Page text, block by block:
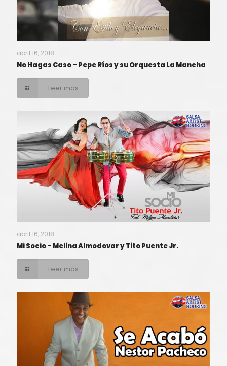
abril 16, 2018
No Hagas Caso – Pepe Ríos y su Orquesta La Mancha
Leer más
abril 16, 2018
Mi Socio – Melina Almodovar y Tito Puente Jr.
Leer más